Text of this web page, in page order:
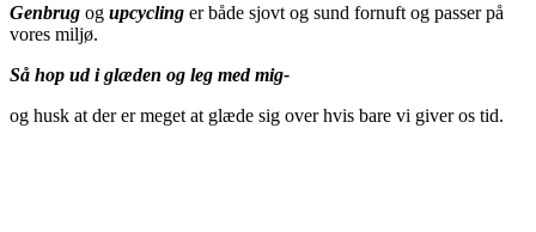
Genbrug og upcycling er både sjovt og sund fornuft og passer på
vores miljø.
Så hop ud i glæden og leg med mig-
og husk at der er meget at glæde sig over hvis bare vi giver os tid.